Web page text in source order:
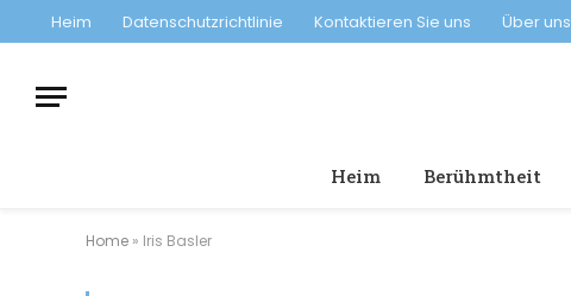
Heim Datenschutzrichtlinie Kontaktieren Sie uns Über uns
Heim Berühmtheit
Home » Iris Basler